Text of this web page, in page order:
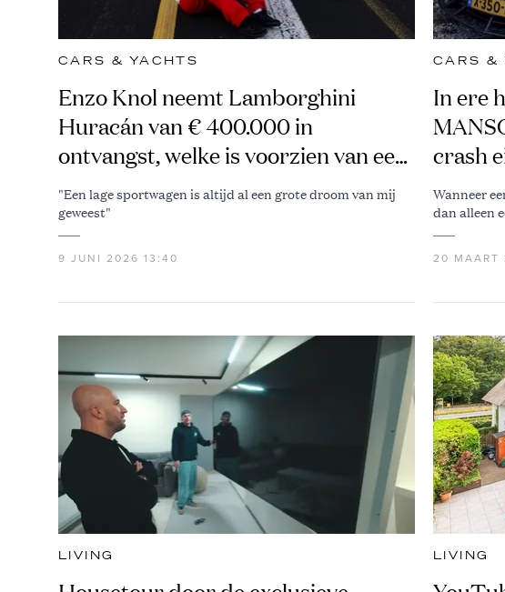
CARS & YACHTS
Enzo Knol neemt Lamborghini
Huracán van € 400.000 in
ontvangst, welke is voorzien van een
heus Lightning McQueen-jasje
"Een lage sportwagen is altijd al een grote droom van mij
geweest"
9 JUNI 2026 13:40
CARS &
In ere
crash
Wanneer
dan alleen
20 MAART
LIVING LIVING